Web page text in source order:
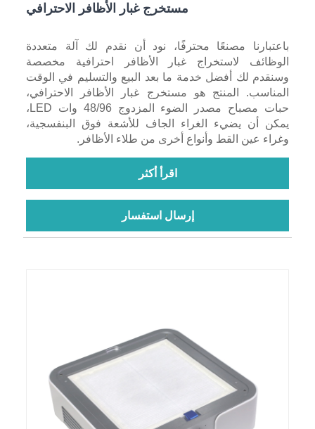
مستخرج غبار الأظافر الاحترافي
باعتبارنا مصنعًا محترفًا، نود أن نقدم لك آلة متعددة
الوظائف لاستخراج غبار الأظافر احترافية مخصصة
وسنقدم لك أفضل خدمة ما بعد البيع والتسليم في الوقت
المناسب. المنتج هو مستخرج غبار الأظافر الاحترافي،
حبات مصباح مصدر الضوء المزدوج 48/96 وات LED،
يمكن أن يضيء الغراء الجاف للأشعة فوق البنفسجية،
وغراء عين القط وأنواع أخرى من طلاء الأظافر.
اقرأ أكثر
إرسال استفسار